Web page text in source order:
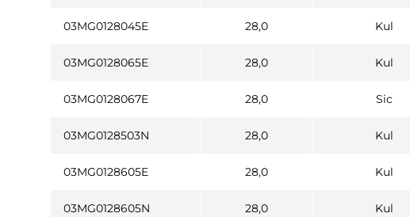
03MG0128045E 28,0 Kul
03MG0128065E 28,0 Kul
03MG0128067E 28,0 Sic
03MG0128503N 28,0 Kul
03MG0128605E 28,0 Kul
03MG0128605N 28,0 Kul